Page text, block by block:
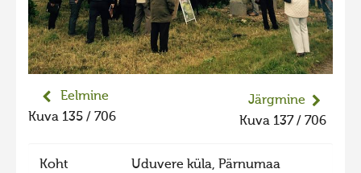
Hiite kuvavõistlus 2022
Hiite kuvavõistlus 2022 lisa
Liikuvad kuvad 2022
Hiite kuvavõistlus 2021
Hiite kuvavõistlus 2021 lisa
Eelmine
Kuva 135 / 706
Järgmine
Kuva 137 / 706
Koht Uduvere küla, Pärnumaa